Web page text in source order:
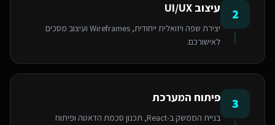
2 עיצוב UI/UX
יצירת שפה ויזואלית ייחודית, Wireframes ועיצוב מסכים
לאישורכם.
3 פיתוח המערכת
בניית הממשק ב-React, תכנון סכמת הדאטה ופיתוח